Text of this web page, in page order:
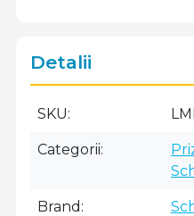
Detalii
SKU
Categorii
Brand